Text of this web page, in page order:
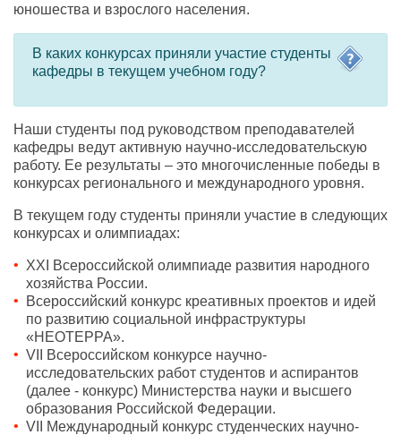
юношества и взрослого населения.
В каких конкурсах приняли участие студенты
кафедры в текущем учебном году?
Наши студенты под руководством преподавателей
кафедры ведут активную научно-исследовательскую
работу. Ее результаты – это многочисленные победы в
конкурсах регионального и международного уровня.
В текущем году студенты приняли участие в следующих
конкурсах и олимпиадах:
XXI Всероссийской олимпиаде развития народного
хозяйства России.
Всероссийский конкурс креативных проектов и идей
по развитию социальной инфраструктуры
«НЕОТЕРРА».
VII Всероссийском конкурсе научно-
исследовательских работ студентов и аспирантов
(далее - конкурс) Министерства науки и высшего
образования Российской Федерации.
VII Международный конкурс студенческих научно-